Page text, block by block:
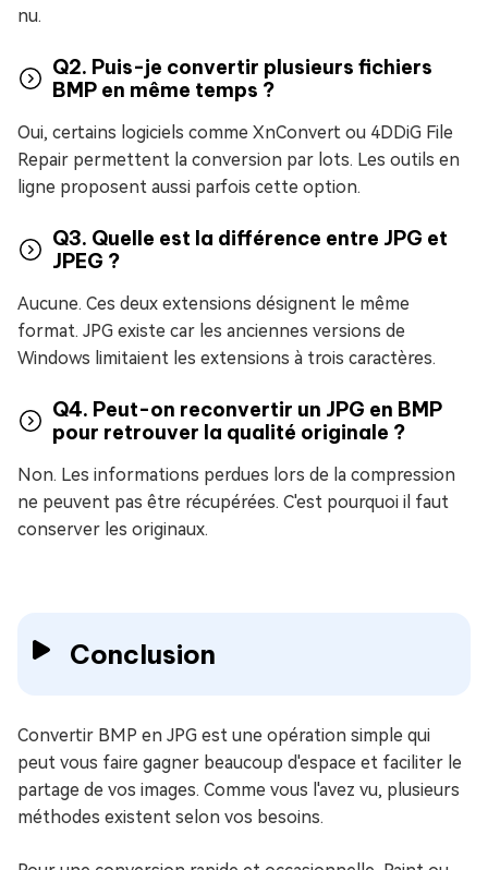
nu.
Q2. Puis-je convertir plusieurs fichiers
BMP en même temps ?
Oui, certains logiciels comme XnConvert ou 4DDiG File
Repair permettent la conversion par lots. Les outils en
ligne proposent aussi parfois cette option.
Q3. Quelle est la différence entre JPG et
JPEG ?
Aucune. Ces deux extensions désignent le même
format. JPG existe car les anciennes versions de
Windows limitaient les extensions à trois caractères.
Q4. Peut-on reconvertir un JPG en BMP
pour retrouver la qualité originale ?
Non. Les informations perdues lors de la compression
ne peuvent pas être récupérées. C'est pourquoi il faut
conserver les originaux.
Conclusion
Convertir BMP en JPG est une opération simple qui
peut vous faire gagner beaucoup d'espace et faciliter le
partage de vos images. Comme vous l'avez vu, plusieurs
méthodes existent selon vos besoins.